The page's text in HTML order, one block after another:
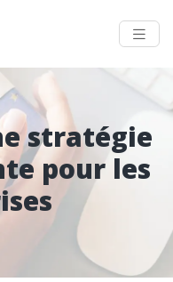
stratégie
pour les